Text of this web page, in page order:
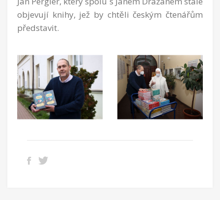
objevují knihy, jež by chtěli českým čtenářům
představit.